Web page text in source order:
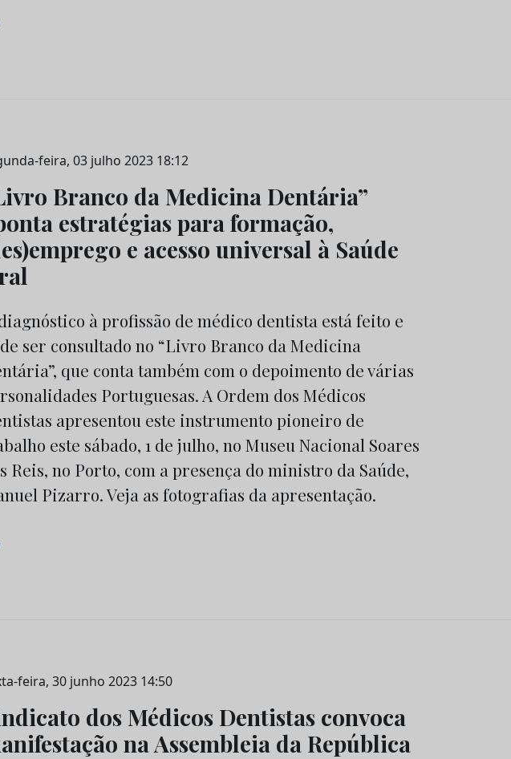
feira, 03 julho 2023 18:12
Branco da Medicina Dentária”
estratégias para formação,
e acesso universal à Saúde
à profissão de médico dentista está feito e
ser consultado no “Livro Branco da Medicina
que conta também com o depoimento de várias
Portuguesas. A Ordem dos Médicos
apresentou este instrumento pioneiro de
este sábado, 1 de julho, no Museu Nacional Soares
Reis, no Porto, com a presença do ministro da Saúde,
Pizarro. Veja as fotografias da apresentação.
feira, 30 junho 2023 14:50
dos Médicos Dentistas convoca
na Assembleia da República